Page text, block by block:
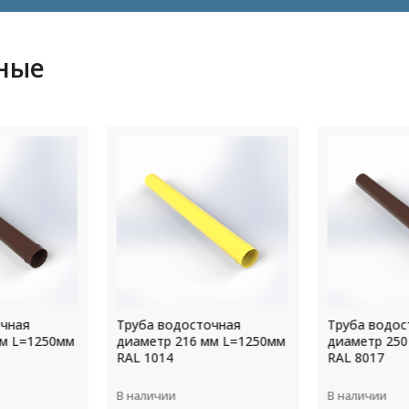
L=1250мм
Труба водосточная
диаметр 250 мм L=1250мм
RAL 8017
В наличии
Труба
диаметр
RAL 9003
В наличии